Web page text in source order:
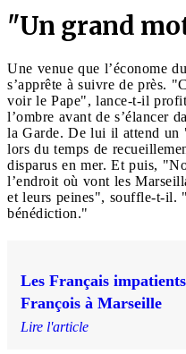
"Un grand
Une venue que l’économe
s’apprête à suivre de près.
voir le Pape", lance-t-il
l’ombre avant de s’élancer
la Garde. De lui il attend un
lors du temps de
disparus en mer. Et puis,
l’endroit où vont les
et leurs peines", souffle-t-il.
bénédiction."
Les Français
François à Marseille
Lire l'article